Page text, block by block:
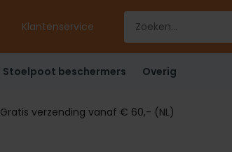
Klantenservice
Stoelpoot beschermers Overig
Gratis verzending vanaf € 60,- (NL)